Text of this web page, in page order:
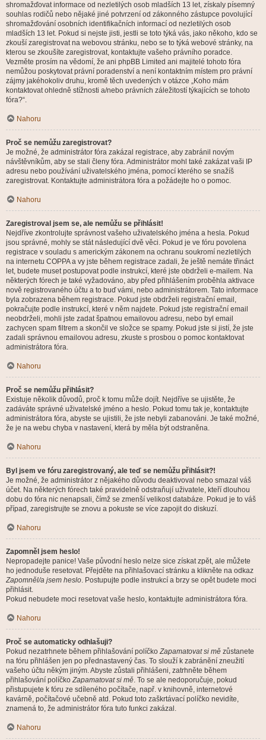
shromažďovat informace od nezletilých osob mladších 13 let, získaly písemný
souhlas rodičů nebo nějaké jiné potvrzení od zákonného zástupce povolující
shromažďování osobních identifikačních informací od nezletilých osob
mladších 13 let. Pokud si nejste jisti, jestli se toto týká vás, jako někoho, kdo se
zkouší zaregistrovat na webovou stránku, nebo se to týká webové stránky, na
kterou se zkoušíte zaregistrovat, kontaktujte vašeho právního poradce.
Vezměte prosím na vědomí, že ani phpBB Limited ani majitelé tohoto fóra
nemůžou poskytovat právní poradenství a není kontaktním místem pro právní
zájmy jakéhokoliv druhu, kromě těch uvedených v otázce „Koho mám
kontaktovat ohledně stížnosti a/nebo právních záležitostí týkajících se tohoto
fóra?“.
Nahoru
Proč se nemůžu zaregistrovat?
Je možné, že administrátor fóra zakázal registrace, aby zabránil novým
návštěvníkům, aby se stali členy fóra. Administrátor mohl také zakázat vaši IP
adresu nebo používání uživatelského jména, pomocí kterého se snažíš
zaregistrovat. Kontaktujte administrátora fóra a požádejte ho o pomoc.
Nahoru
Zaregistroval jsem se, ale nemůžu se přihlásit!
Nejdříve zkontrolujte správnost vašeho uživatelského jména a hesla. Pokud
jsou správné, mohly se stát následující dvě věci. Pokud je ve fóru povolena
registrace v souladu s americkým zákonem na ochranu soukromí nezletilých
na internetu COPPA a vy jste během registrace zadali, že ještě nemáte třináct
let, budete muset postupovat podle instrukcí, které jste obdrželi e-mailem. Na
některých fórech je také vyžadováno, aby před přihlášením proběhla aktivace
nově registrovaného účtu a to buď vámi, nebo administrátorem. Tato informace
byla zobrazena během registrace. Pokud jste obdrželi registrační email,
pokračujte podle instrukcí, které v něm najdete. Pokud jste registrační email
neobdrželi, mohli jste zadat špatnou emailovou adresu, nebo byl email
zachycen spam filtrem a skončil ve složce se spamy. Pokud jste si jistí, že jste
zadali správnou emailovou adresu, zkuste s prosbou o pomoc kontaktovat
administrátora fóra.
Nahoru
Proč se nemůžu přihlásit?
Existuje několik důvodů, proč k tomu může dojít. Nejdříve se ujistěte, že
zadáváte správné uživatelské jméno a heslo. Pokud tomu tak je, kontaktujte
administrátora fóra, abyste se ujistili, že jste nebyli zabanováni. Je také možné,
že je na webu chyba v nastavení, která by měla být odstraněna.
Nahoru
Byl jsem ve fóru zaregistrovaný, ale teď se nemůžu přihlásit?!
Je možné, že administrátor z nějakého důvodu deaktivoval nebo smazal váš
účet. Na některých fórech také pravidelně odstraňují uživatele, kteří dlouhou
dobu do fóra nic nenapsali, čímž se zmenší velikost databáze. Pokud je to váš
případ, zaregistrujte se znovu a pokuste se více zapojit do diskuzí.
Nahoru
Zapomněl jsem heslo!
Nepropadejte panice! Vaše původní heslo nelze sice získat zpět, ale můžete
ho jednoduše resetovat. Přejděte na přihlašovací stránku a klikněte na odkaz
Zapomněl/a jsem heslo. Postupujte podle instrukcí a brzy se opět budete moci
přihlásit.
Pokud nebudete moci resetovat vaše heslo, kontaktujte administrátora fóra.
Nahoru
Proč se automaticky odhlašuji?
Pokud nezatrhnete během přihlašování políčkoZapamatovat si mě zůstanete
na fóru přihlášen jen po přednastavený čas. To slouží k zabránění zneužití
vašeho účtu někým jiným. Abyste zůstali přihlášeni, zatrhněte během
přihlašování políčkoZapamatovat si mě. To se ale nedoporučuje, pokud
přistupujete k fóru ze sdíleného počítače, např. v knihovně, internetové
kavárně, počítačové učebně atd. Pokud toto zaškrtávací políčko nevidíte,
znamená to, že administrátor fóra tuto funkci zakázal.
Nahoru